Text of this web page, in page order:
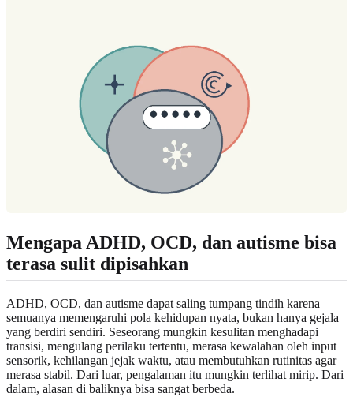
Mengapa ADHD, OCD, dan autisme bisa
terasa sulit dipisahkan
ADHD, OCD, dan autisme dapat saling tumpang tindih karena
semuanya memengaruhi pola kehidupan nyata, bukan hanya gejala
yang berdiri sendiri. Seseorang mungkin kesulitan menghadapi
transisi, mengulang perilaku tertentu, merasa kewalahan oleh input
sensorik, kehilangan jejak waktu, atau membutuhkan rutinitas agar
merasa stabil. Dari luar, pengalaman itu mungkin terlihat mirip. Dari
dalam, alasan di baliknya bisa sangat berbeda.